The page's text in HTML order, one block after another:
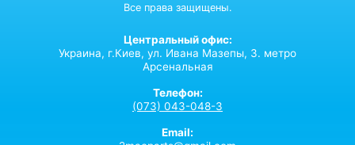
Все права защищены.
Центральный офис:
Украина, г.Киев, ул. Ивана Мазепы, 3. метро
Арсенальная
Телефон:
(073) 043-048-3
Email: